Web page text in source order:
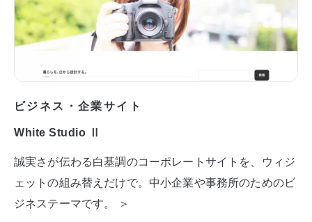
ビジネス・企業サイト
White Studio Ⅱ
誠実さが伝わる白基調のコーポレートサイトを、ウィジ
ェットの組み替えだけで。中小企業や事務所のためのビ
ジネステーマです。 ＞